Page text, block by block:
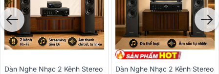
Dàn Nghe Nhạc 2 Kênh Stereo
Dàn Nghe Nhạc 2 Kênh Stereo